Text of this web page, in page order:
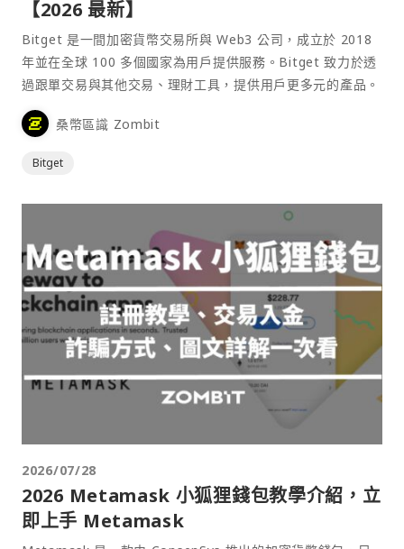
【2026 最新】
Bitget 是一間加密貨幣交易所與 Web3 公司，成立於 2018
年並在全球 100 多個國家為用戶提供服務。Bitget 致力於透
過跟單交易與其他交易、理財工具，提供用戶更多元的產品。
桑幣區識 Zombit
Bitget
2026/07/28
2026 Metamask 小狐狸錢包教學介紹，立
即上手 Metamask